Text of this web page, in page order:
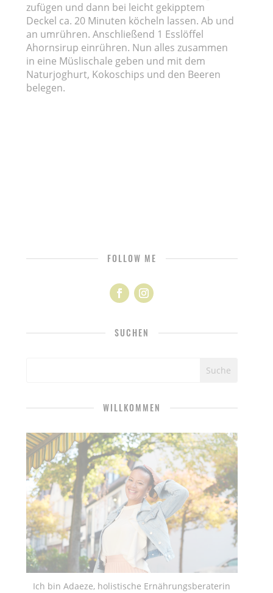
zufügen und dann bei leicht gekipptem
Deckel ca. 20 Minuten köcheln lassen. Ab und
an umrühren. Anschließend 1 Esslöffel
Ahornsirup einrühren. Nun alles zusammen
in eine Müslischale geben und mit dem
Naturjoghurt, Kokoschips und den Beeren
belegen.
FOLLOW ME
SUCHEN
WILLKOMMEN
Ich bin Adaeze, holistische Ernährungsberaterin